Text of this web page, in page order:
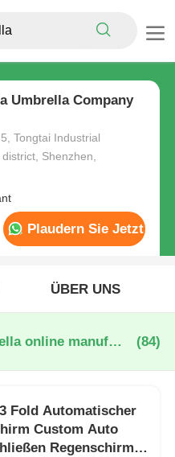
Umbrella Company
Tongtai Industrial
Shenzhen,
Plaudern Sie Jetzt
ÜBER UNS
auto open close umbrella online manufacture (84)
Fold Automatischer
Custom Auto
Regenschirm